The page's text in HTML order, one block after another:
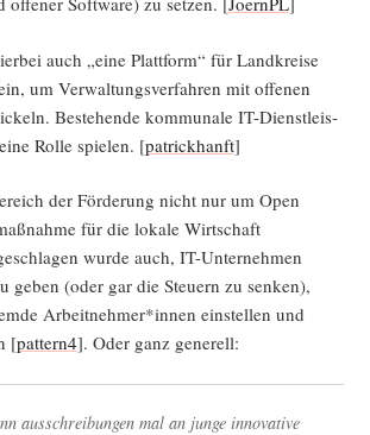
auch „eine Platt­form“ für Land­krei­se
um Ver­wal­tungs­ver­fah­ren mit offe­nen
Bestehen­de kom­mu­na­le IT-Dienst­leis­
Rol­le spie­len. [patrick­hanft]
der För­de­rung nicht nur um Open
für die loka­le Wirt­schaft
wur­de auch, IT-Unter­neh­men
geben (oder gar die Steu­ern zu sen­ken),
Arbeitnehmer*innen ein­stel­len und
[pattern4]. Oder ganz generell:
aus­schrei­bun­gen mal an jun­ge inno­va­ti­ve